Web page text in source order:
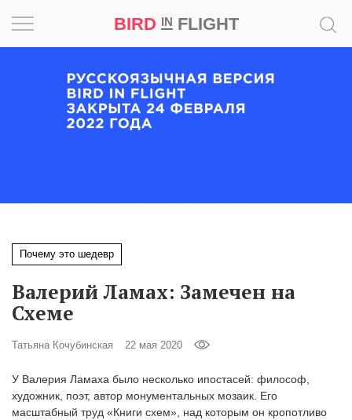
BIRD INFLIGHT
Почему это шедевр
Валерий Ламах: Замечен на
Схеме
Татьяна Кочубинская 22 мая 2020
У Валерия Ламаха было несколько ипостасей: философ,
художник, поэт, автор монументальных мозаик. Его
масштабный труд «Книги схем», над которым он кропотливо